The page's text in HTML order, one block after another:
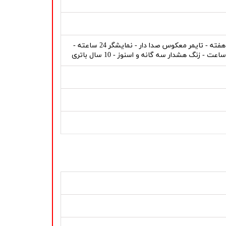
30 حافظه تلفن - شب نما - نور پس زمینه - کرنومتر - تاریخ - نمایشگر روز هفته - تایمر معکوس صدا دار - نمایشگر 24 ساعته -
سه گانه و اسنوز - 10 سال باتری